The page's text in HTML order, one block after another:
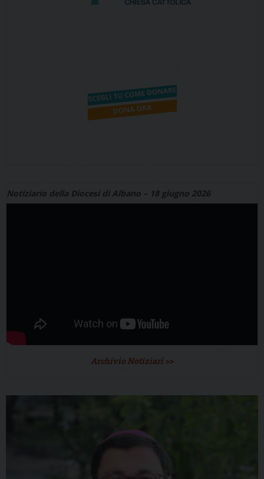
Notiziario della Diocesi di Albano – 18 giugno 2026
Archivio Notiziari >>